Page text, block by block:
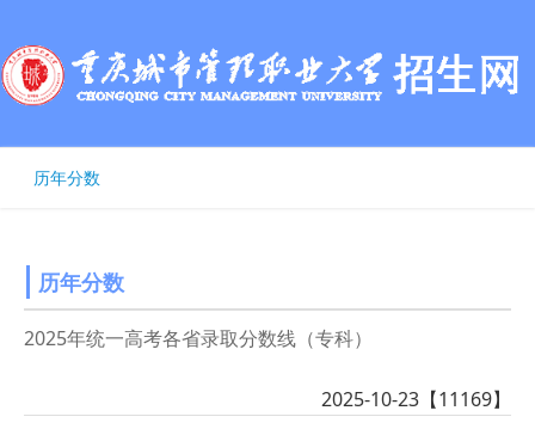
历年分数
历年分数
2025年统一高考各省录取分数线（专科）
2025-10-23【11169】